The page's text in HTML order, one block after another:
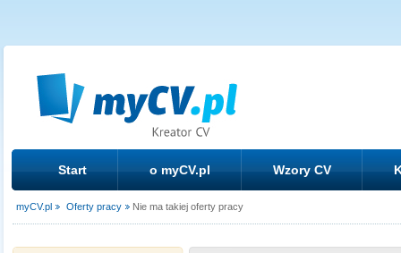
Start o myCV.pl Wzory CV
myCV.pl Oferty pracy Nie ma takiej oferty pracy